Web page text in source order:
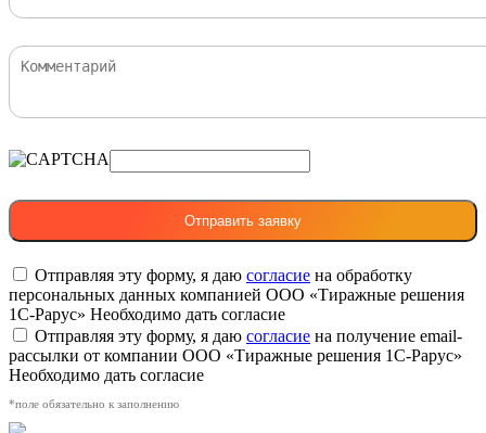
Отправляя эту форму, я даю согласие на обработку
персональных данных компанией ООО «Тиражные решения
1С-Рарус» Необходимо дать согласие
Отправляя эту форму, я даю согласие на получение email-
рассылки от компании ООО «Тиражные решения 1С-Рарус»
Необходимо дать согласие
*поле обязательно к заполнению